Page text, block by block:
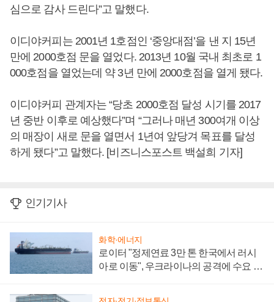
심으로 감사 드린다”고 말했다.
이디야커피는 2001년 1호점인 ‘중앙대점’을 낸 지 15년
만에 2000호점 문을 열었다. 2013년 10월 국내 최초로 1
000호점을 열었는데 약 3년 만에 2000호점을 열게 됐다.
이디야커피 관계자는 “당초 2000호점 달성 시기를 2017
년 중반 이후로 예상했다”며 “그러나 매년 300여개 이상
의 매장이 새로 문을 열면서 1년여 앞당겨 목표를 달성
하게 됐다”고 말했다. [비즈니스포스트 백설희 기자]
인기기사
화학·에너지
로이터 "정제연료 3만 톤 한국에서 러시
아로 이동", 우크라이나의 공격에 수요 늘